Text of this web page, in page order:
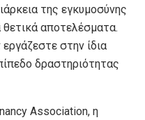
της εγκυμοσύνης
θετικά αποτελέσματα.
στην ίδια
δραστηριότητας
Association, η